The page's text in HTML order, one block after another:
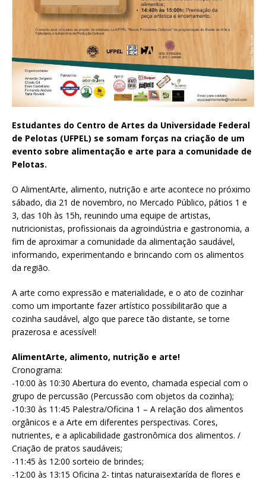
Estudantes do Centro de Artes da Universidade Federal
de Pelotas (UFPEL) se somam forças na criação de um
evento sobre alimentação e arte para a comunidade de
Pelotas.
O AlimentArte, alimento, nutrição e arte acontece no próximo
sábado, dia 21 de novembro, no Mercado Público, pátios 1 e
3, das 10h às 15h, reunindo uma equipe de artistas,
nutricionistas, profissionais da agroindústria e gastronomia, a
fim de aproximar a comunidade da alimentação saudável,
informando, experimentando e brincando com os alimentos
da região.
A arte como expressão e materialidade, e o ato de cozinhar
como um importante fazer artístico possibilitarão que a
cozinha saudável, algo que parece tão distante, se torne
prazerosa e acessível!
AlimentArte, alimento, nutrição e arte!
Cronograma:
-10:00 às 10:30 Abertura do evento, chamada especial com o
grupo de percussão (Percussão com objetos da cozinha);
-10:30 às 11:45 Palestra/Oficina 1 – A relação dos alimentos
orgânicos e a Arte em diferentes perspectivas. Cores,
nutrientes, e a aplicabilidade gastronômica dos alimentos. /
Criação de pratos saudáveis;
-11:45 às 12:00 sorteio de brindes;
-12:00 às 13:15 Oficina 2- tintas naturaisextarída de flores e